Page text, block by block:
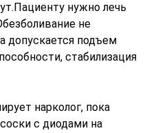
нужно лечь
не
допускается подъем
стабилизация
нарколог, пока
с диодами на